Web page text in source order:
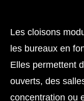
Les cloisons
les bureaux en
Elles permettent
ouverts, des
concentration ou